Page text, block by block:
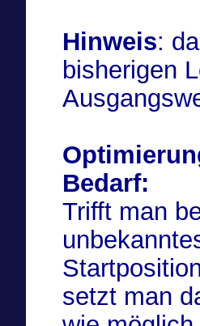
Hinweis:
bisherigen
Bedarf:
Trifft man
setzt man